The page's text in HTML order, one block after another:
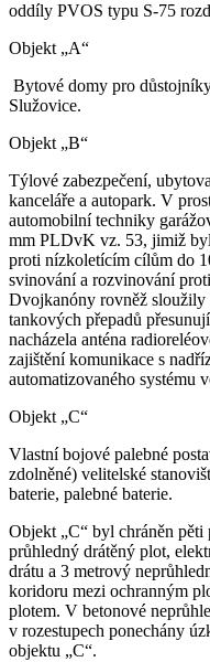
oddíly PVOS typu S-75
Objekt „A“
Bytové domy pro
Služovice.
Objekt „B“
Týlové zabezpečení,
kanceláře a autopark. V
automobilní techniky
mm PLDvK vz. 53, jimiž
proti nízkoletícím cílům do
svinování a rozvinování
Dvojkanóny rovněž sloužily
tankových přepadů
nacházela anténa
zajištění komunikace s
automatizovaného systému
Objekt „C“
Vlastní bojové palebné
zdolněné) velitelské
baterie, palebné baterie.
Objekt „C“ byl chráněn pěti
průhledný drátěný plot,
drátu a 3 metrový
koridoru mezi ochranným
plotem. V betonové
v rozestupech ponechány
objektu „C“.